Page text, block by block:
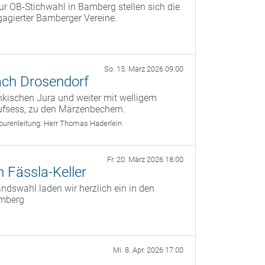
OB‑Stichwahl in Bamberg stellen sich die
Bamberger Vereine.
So. 15. März 2026 09:00
Drosendorf
Jura und weiter mit welligem
zu den Märzenbechern.
Herr Thomas Haderlein
Fr. 20. März 2026 18:00
Fässla-Keller
laden wir herzlich ein in den
Mi. 8. Apr. 2026 17:00